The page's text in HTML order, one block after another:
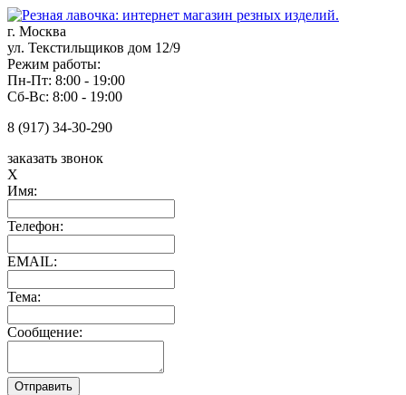
г. Москва
ул. Текстильщиков дом 12/9
Режим работы:
Пн-Пт: 8:00 - 19:00
Сб-Вс: 8:00 - 19:00
8 (917) 34-30-290
заказать звонок
X
Имя:
Телефон:
EMAIL:
Тема:
Сообщение: